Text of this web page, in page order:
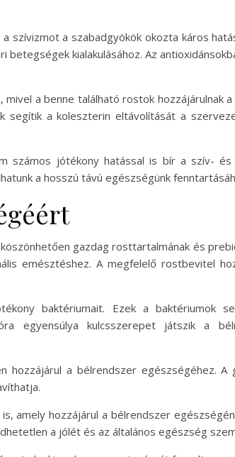
szívizmot a szabadgyökök okozta káros
kialakulásához. Az
a benne található rostok hozzájárulnak
segítik a koleszterin eltávolítását a
számos jótékony hatással is bír a szív-
a hosszú távú egészségünk
gazdag rosttartalmának és
emésztéshez. A megfelelő rostbevitel
baktériumait. Ezek a baktériumok
egyensúlya kulcsszerepet játszik a
a bélrendszer egészségéhez. A
amely hozzájárul a bélrendszer
a jólét és az általános egészség